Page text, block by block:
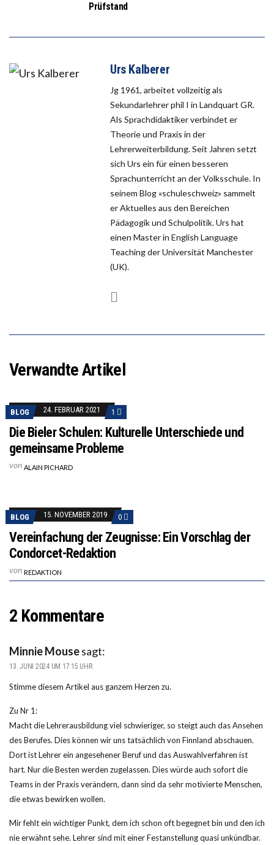
Prüfstand
Urs Kalberer
Jg 1961, arbeitet vollzeitig als
Sekundarlehrer phil I in Landquart GR.
Als Sprachdidaktiker verbindet er
Theorie und Praxis in der
Lehrerweiterbildung. Seit Jahren setzt
sich Urs ein für einen besseren
Sprachunterricht an der Volksschule. In
seinem Blog «schuleschweiz» sammelt
er Aktuelles aus den Bereichen
Pädagogik und Schulpolitik. Urs hat
einen Master in English Language
Teaching der Universität Manchester
(UK).
Verwandte Artikel
BLOG 24. FEBRUAR 2021 1
Die Bieler Schulen: Kulturelle Unterschiede und
gemeinsame Probleme
von ALAIN PICHARD
BLOG 15. NOVEMBER 2019 0
Vereinfachung der Zeugnisse: Ein Vorschlag der
Condorcet-Redaktion
von REDAKTION
2 Kommentare
Minnie Mousesagt:
13. JUNI 2024 UM 17:15 UHR
Stimme diesem Artikel aus ganzem Herzen zu.
Zu Nr 1:
Macht die Lehrerausbildung viel schwieriger, so steigt auch das Ansehen
des Berufes. Dies können wir uns tatsächlich von Finnland abschauen.
Dort ist Lehrer ein angesehener Beruf und das Auswahlverfahren ist
hart. Nur die Besten werden zugelassen. Dies würde auch sofort die
Teams in der Praxis verändern, dann sind da sehr motivierte Menschen,
die etwas bewirken wollen.
Mir fehlt ein wichtiger Punkt, dem ich schon oft begegnet bin und den ich
nie erwähnt sehe. Lehrer sind mit einer Festanstellung quasi unkündbar.